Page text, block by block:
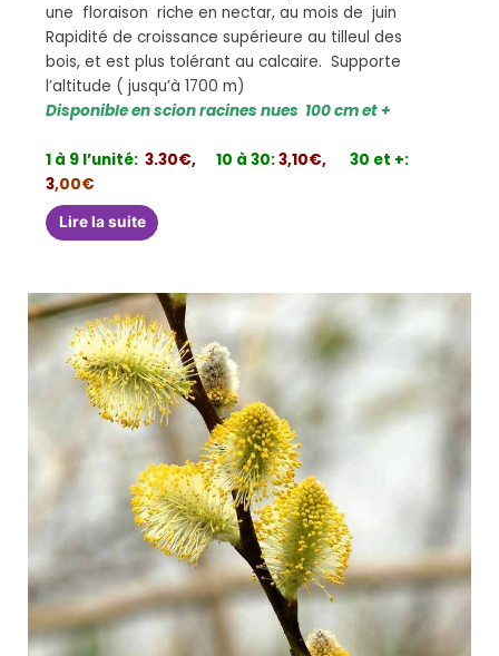
une floraison riche en nectar, au mois de juin
Rapidité de croissance supérieure au tilleul des
bois, et est plus tolérant au calcaire. Supporte
l’altitude ( jusqu’à 1700 m)
Disponible en scion racines nues 100 cm et +
1 à 9 l’unité: 3.30€, 10 à 30:3,10€,
30 et +:
3,00€
Lire la suite